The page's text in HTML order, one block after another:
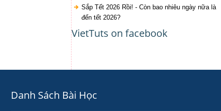
Sắp Tết 2026 Rồi! - Còn bao nhiêu ngày nữa là
đến tết 2026?
VietTuts on facebook
Danh Sách Bài Học